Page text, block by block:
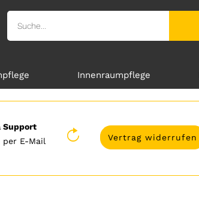
Innenraumpflege
Support
per E-Mail
Vertrag widerrufen